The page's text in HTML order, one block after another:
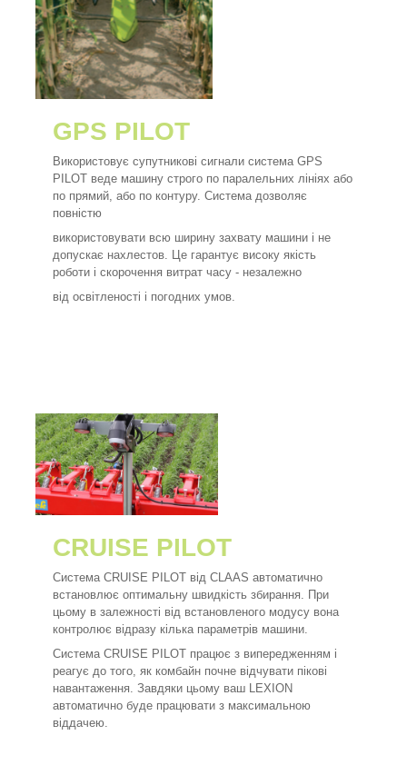
GPS PILOT
Використовує супутникові сигнали система GPS
PILOT веде машину строго по паралельних лініях або
по прямий, або по контуру. Система дозволяє
повністю
використовувати всю ширину захвату машини і не
допускає нахлестов. Це гарантує високу якість
роботи і скорочення витрат часу - незалежно
від освітленості і погодних умов.
CRUISE PILOT
Система CRUISE PILOT від CLAAS автоматично
встановлює оптимальну швидкість збирання. При
цьому в залежності від встановленого модусу вона
контролює відразу кілька параметрів машини.
Система CRUISE PILOT працює з випередженням і
реагує до того, як комбайн почне відчувати пікові
навантаження. Завдяки цьому ваш LEXION
автоматично буде працювати з максимальною
віддачею.